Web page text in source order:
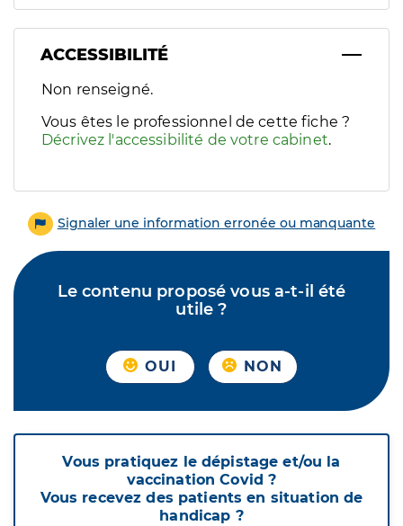
ACCESSIBILITÉ
Filtres
Sélectionnez un ou plusieurs handicaps/besoins
Non renseigné.
Vous êtes le professionnel de cette fiche ?
Décrivez l'accessibilité de votre cabinet.
Signaler une information erronée ou manquante
Le contenu proposé vous a-t-il été
utile ?
OUI NON
Vous pratiquez le dépistage et/ou la
vaccination Covid ?
Vous recevez des patients en situation de
handicap ?